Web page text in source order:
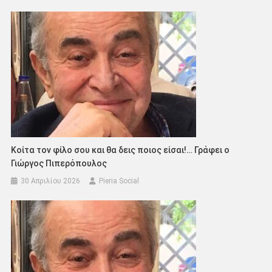
Κοίτα τον φίλο σου και θα δεις ποιος είσαι!… Γράφει ο
Γιώργος Πιπερόπουλος
30 Απριλίου 2026 Pieria Social